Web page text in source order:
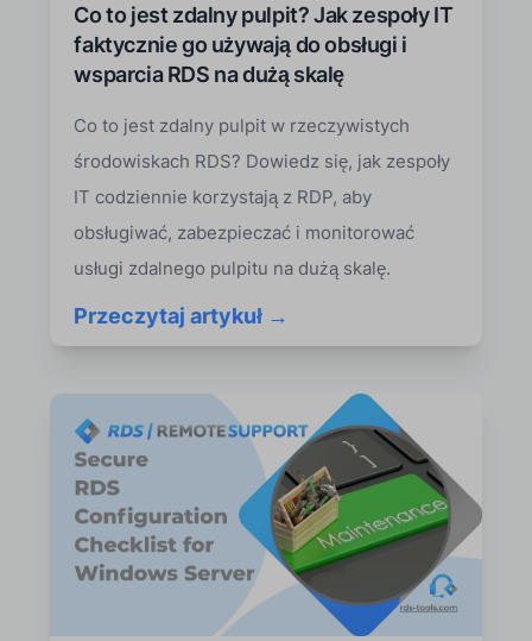
Co to jest zdalny pulpit? Jak zespoły IT
faktycznie go używają do obsługi i
wsparcia RDS na dużą skalę
Co to jest zdalny pulpit w rzeczywistych
środowiskach RDS? Dowiedz się, jak zespoły
IT codziennie korzystają z RDP, aby
obsługiwać, zabezpieczać i monitorować
usługi zdalnego pulpitu na dużą skalę.
Przeczytaj artykuł →